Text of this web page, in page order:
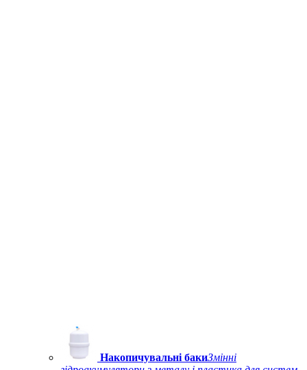
Накопичувальні бакиЗмінні